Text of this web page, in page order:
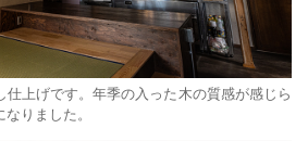
仕上げです。年季の入った木の質感が感じら
りました。